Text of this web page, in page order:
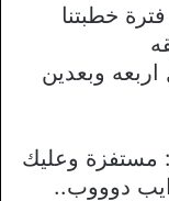
خطبتنا
وبعدين
وعليك
دوووب..